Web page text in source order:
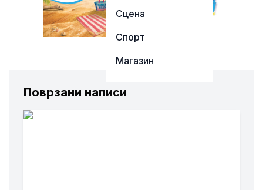
Сцена
Спорт
Магазин
Поврзани написи